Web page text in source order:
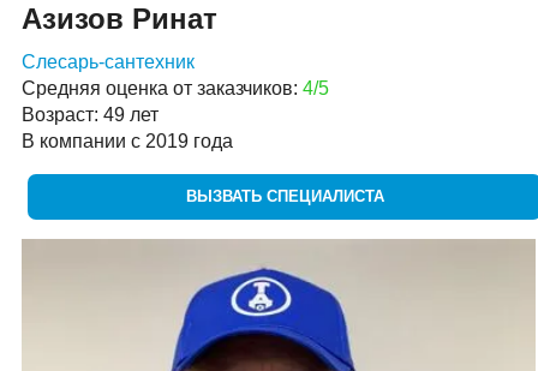
Азизов Ринат
Слесарь-сантехник
Средняя оценка от заказчиков: 4/5
Возраст: 49 лет
В компании с 2019 года
ВЫЗВАТЬ СПЕЦИАЛИСТА